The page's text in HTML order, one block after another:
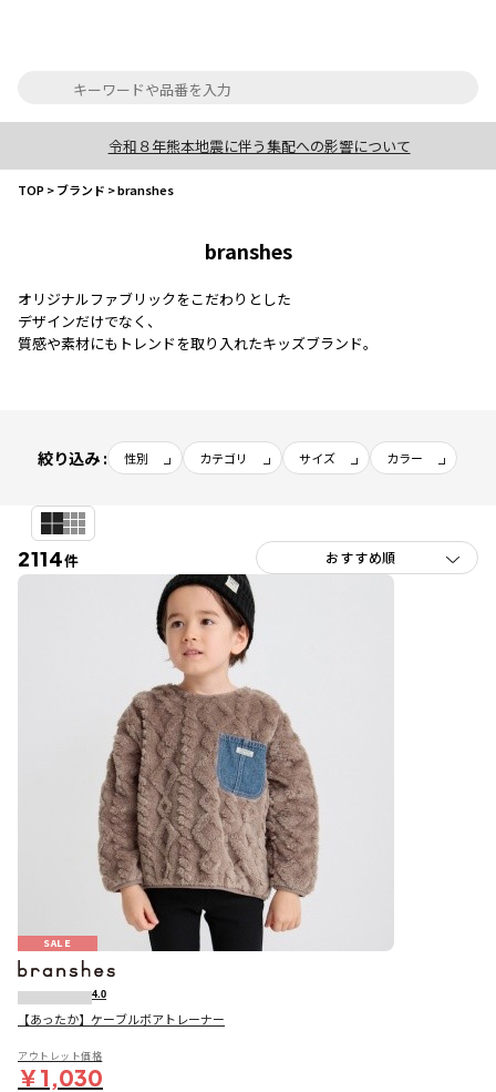
令和８年熊本地震に伴う集配への影響について
TOP>ブランド >branshes
branshes
オリジナルファブリックをこだわりとした
デザインだけでなく、
質感や素材にもトレンドを取り入れたキッズブランド。
絞り込み : 性別 カテゴリ サイズ カラー
2114件
SALE
4.0
【あったか】ケーブルボアトレーナー
アウトレット価格
￥1,030